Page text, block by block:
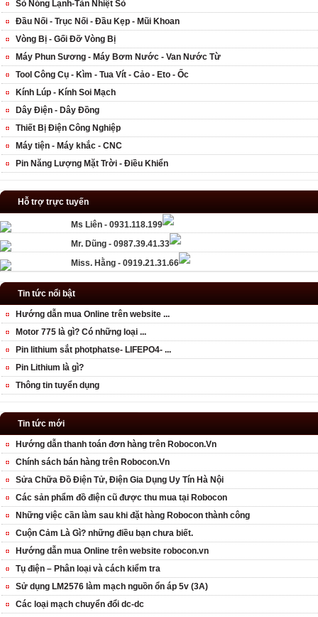
Sò Nóng Lạnh-Tản Nhiệt Sò
Đầu Nối - Trục Nối - Đầu Kẹp - Mũi Khoan
Vòng Bị - Gối Đỡ Vòng Bị
Máy Phun Sương - Máy Bơm Nước - Van Nước Từ
Tool Công Cụ - Kìm - Tua Vít - Cảo - Eto - Ốc
Kính Lúp - Kính Soi Mạch
Dây Điện - Dây Đồng
Thiết Bị Điện Công Nghiệp
Máy tiện - Máy khắc - CNC
Pin Năng Lượng Mặt Trời - Điều Khiển
Hỗ trợ trực tuyến
Ms Liên - 0931.118.199
Mr. Dũng - 0987.39.41.33
Miss. Hằng - 0919.21.31.66
Tin tức nổi bật
Hướng dẫn mua Online trên website ...
Motor 775 là gì? Có những loại ...
Pin lithium sắt photphatse- LIFEPO4- ...
Pin Lithium là gì?
Thông tin tuyển dụng
Tin tức mới
Hướng dẫn thanh toán đơn hàng trên Robocon.Vn
Chính sách bán hàng trên Robocon.Vn
Sửa Chữa Đồ Điện Tử, Điện Gia Dụng Uy Tín Hà Nội
Các sản phẩm đồ điện cũ được thu mua tại Robocon
Những việc cần làm sau khi đặt hàng Robocon thành công
Cuộn Cảm Là Gì? những điều bạn chưa biết.
Hướng dẫn mua Online trên website robocon.vn
Tụ điện – Phân loại và cách kiểm tra
Sử dụng LM2576 làm mạch nguồn ổn áp 5v (3A)
Các loại mạch chuyển đổi dc-dc